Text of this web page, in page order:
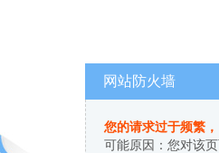
网站防火墙
您的请求过于频繁
可能原因：您对该